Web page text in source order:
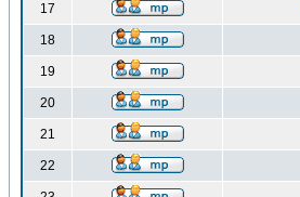
17
18
19
20
21
22